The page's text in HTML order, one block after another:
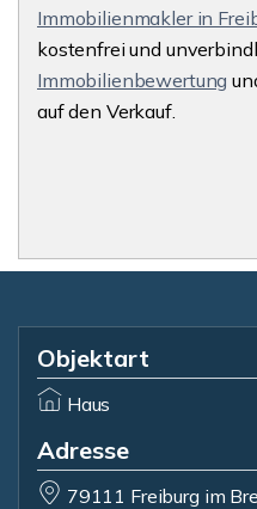
Immobilienmakler in
kostenfrei und
Immobilienbewertung
auf den Verkauf.
Objektart
Haus
Adresse
79111 Freiburg im